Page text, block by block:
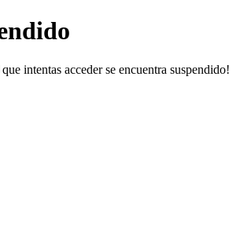
intentas acceder se encuentra suspendido!